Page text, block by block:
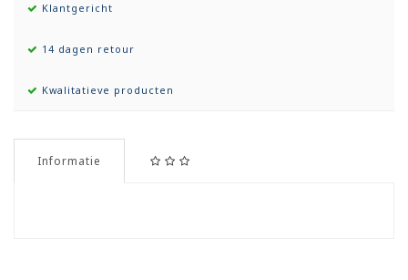
Klantgericht
14 dagen retour
Kwalitatieve producten
Informatie